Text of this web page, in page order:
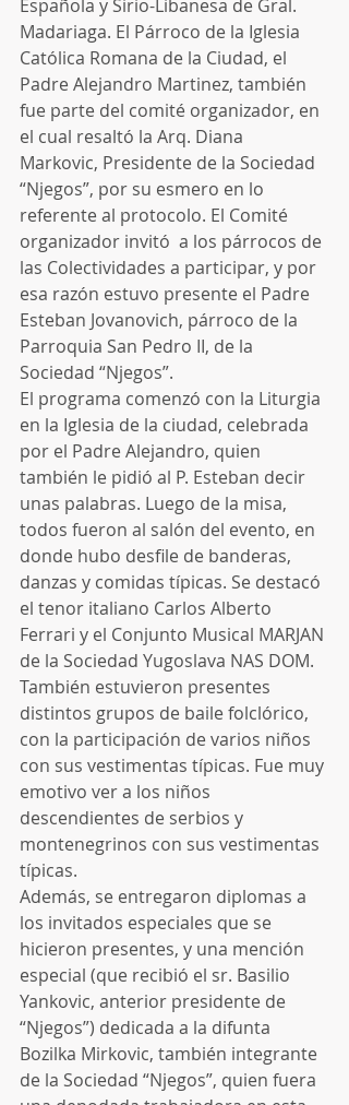
Española y Sirio-Libanesa de Gral.
Madariaga. El Párroco de la Iglesia
Católica Romana de la Ciudad, el
Padre Alejandro Martinez, también
fue parte del comité organizador, en
el cual resaltó la Arq. Diana
Markovic, Presidente de la Sociedad
“Njegos”, por su esmero en lo
referente al protocolo. El Comité
organizador invitó  a los párrocos de
las Colectividades a participar, y por
esa razón estuvo presente el Padre
Esteban Jovanovich, párroco de la
Parroquia San Pedro II, de la
Sociedad “Njegos”.
El programa comenzó con la Liturgia
en la Iglesia de la ciudad, celebrada
por el Padre Alejandro, quien
también le pidió al P. Esteban decir
unas palabras. Luego de la misa,
todos fueron al salón del evento, en
donde hubo desfile de banderas,
danzas y comidas típicas. Se destacó
el tenor italiano Carlos Alberto
Ferrari y el Conjunto Musical MARJAN
de la Sociedad Yugoslava NAS DOM.
También estuvieron presentes
distintos grupos de baile folclórico,
con la participación de varios niños
con sus vestimentas típicas. Fue muy
emotivo ver a los niños
descendientes de serbios y
montenegrinos con sus vestimentas
típicas.
Además, se entregaron diplomas a
los invitados especiales que se
hicieron presentes, y una mención
especial (que recibió el sr. Basilio
Yankovic, anterior presidente de
“Njegos”) dedicada a la difunta
Bozilka Mirkovic, también integrante
de la Sociedad “Njegos”, quien fuera